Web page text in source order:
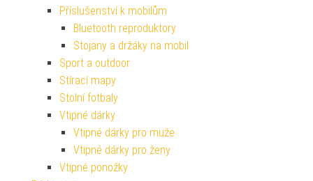
Příslušenství k mobilům
Bluetooth reproduktory
Stojany a držáky na mobil
Sport a outdoor
Stírací mapy
Stolní fotbaly
Vtipné dárky
Vtipné dárky pro muže
Vtipné dárky pro ženy
Vtipné ponožky